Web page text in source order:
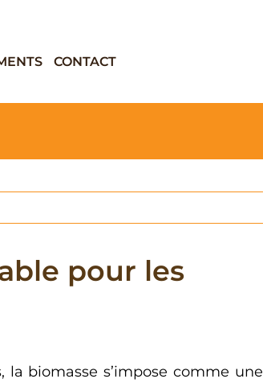
CONTACT
pour les
biomasse s’impose comme une